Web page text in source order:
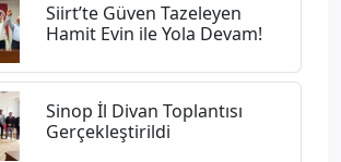
Siirt’te Güven Tazeleyen
Hamit Evin ile Yola Devam!
Sinop İl Divan Toplantısı
Gerçekleştirildi